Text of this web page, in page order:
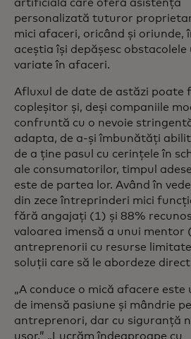
artificială care oferă asistență
personalizată tuturor
mici afaceri, oricând și oriunde,
aceștia își depășesc obstacolele
variate în afaceri.
Afluxul de date de astăzi poate
copleșitor și, deși companiile
confruntă cu o nevoie
adapta, de a-și îmbunătăți
de a ține pasul cu cerințele în
ale consumatorilor, timpul
este de partea lor. Având în
din zece întreprinderi mici
fără angajați (1) și 88%
valoarea imensă a unui mentor
antreprenorii cu resurse
soluții care să le abordeze
„A conduce o mică afacere este
de imensă pasiune și mândrie
antreprenori, dar cu siguranță
ușor.” „Lucrăm îndeaproape cu